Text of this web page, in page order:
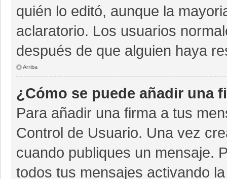
quién lo editó, aunque la
aclaratorio. Los usuarios
después de que alguien haya
Arriba
¿Cómo se puede añadir una
Para añadir una firma a tus
Control de Usuario. Una vez
cuando publiques un mensaje.
todos tus mensajes activando